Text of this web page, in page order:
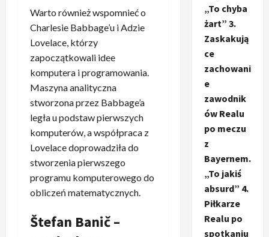
Warto również wspomnieć o
Charlesie Babbage’u i Adzie
Lovelace, którzy
zapoczątkowali idee
komputera i programowania.
Maszyna analityczna
stworzona przez Babbage’a
legła u podstaw pierwszych
komputerów, a współpraca z
Lovelace doprowadziła do
stworzenia pierwszego
programu komputerowego do
obliczeń matematycznych.
Štefan Banič –
„To chyba
żart” 3.
Zaskakują
ce
zachowani
e
zawodnik
ów Realu
po meczu
z
Bayernem.
„To jakiś
absurd” 4.
Piłkarze
Realu po
spotkaniu